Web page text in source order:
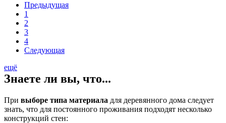
Предыдущая
1
2
3
4
Следующая
ещё
Знаете ли вы, что...
При выборе типа материала для деревянного дома следует
знать, что для постоянного проживания подходят несколько
конструкций стен: